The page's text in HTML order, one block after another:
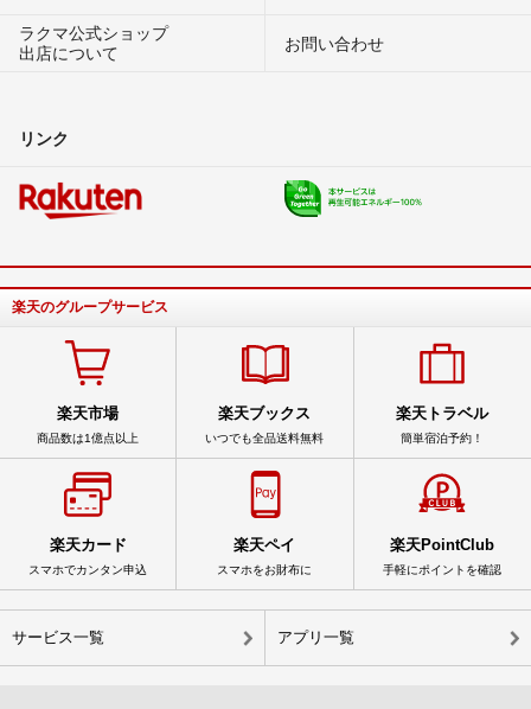
ラクマ公式ショップ
出店について
お問い合わせ
リンク
楽天のグループサービス
楽天市場
商品数は1億点以上
楽天ブックス
いつでも全品送料無料
楽天トラベル
簡単宿泊予約！
楽天カード
スマホでカンタン申込
楽天ペイ
スマホをお財布に
楽天PointClub
手軽にポイントを確認
サービス一覧 アプリ一覧